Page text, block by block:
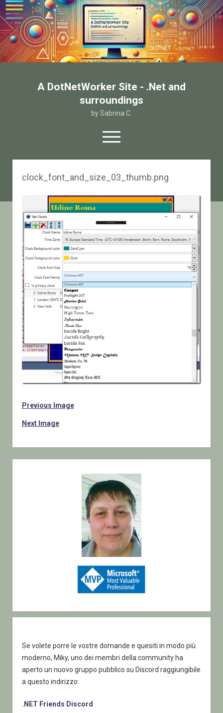
A DotNetWorker Site - .Net and
surroundings
by Sabrina C.
open
menu
twitterfacebook
email-form
Chi sono
Contatto
clock_font_and_size_03_thumb.png
Previous Image
Next Image
Se volete porre le vostre domande e quesiti in modo più
moderno, Miky, uno dei membri della community ha
aperto un nuovo gruppo pubblico su Discord raggiungibile
a questo indirizzo:
.NET Friends Discord